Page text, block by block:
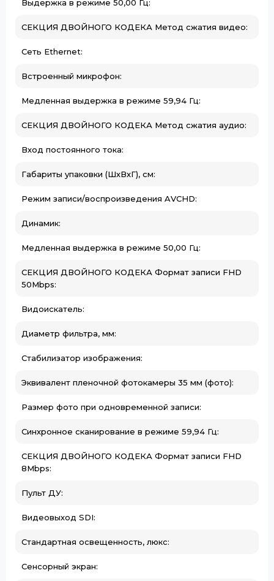
Выдержка в режиме 50,00 Гц:
СЕКЦИЯ ДВОЙНОГО КОДЕКА Метод сжатия видео:
Сеть Ethernet:
Встроенный микрофон:
Медленная выдержка в режиме 59,94 Гц:
СЕКЦИЯ ДВОЙНОГО КОДЕКА Метод сжатия аудио:
Вход постоянного тока:
Габариты упаковки (ШхВхГ), см:
Режим записи/воспроизведения AVCHD:
Динамик:
Медленная выдержка в режиме 50,00 Гц:
СЕКЦИЯ ДВОЙНОГО КОДЕКА Формат записи FHD
50Mbps:
Видоискатель:
Диаметр фильтра, мм:
Стабилизатор изображения:
Эквивалент пленочной фотокамеры 35 мм (фото):
Размер фото при одновременной записи:
Синхронное сканирование в режиме 59,94 Гц:
СЕКЦИЯ ДВОЙНОГО КОДЕКА Формат записи FHD
8Mbps:
Пульт ДУ:
Видеовыход SDI:
Стандартная освещенность, люкс:
Сенсорный экран: